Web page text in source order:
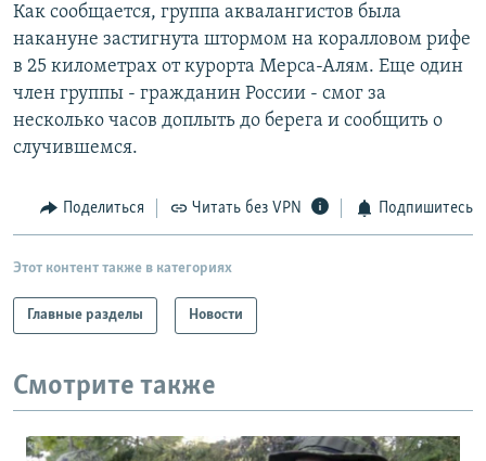
ПОДПИШИТЕСЬ НА РАССЫЛКУ
Все сайты РСЕ/РС
Как сообщается, группа аквалангистов была
накануне застигнута штормом на коралловом рифе
в 25 километрах от курорта Мерса-Алям. Еще один
член группы - гражданин России - смог за
несколько часов доплыть до берега и сообщить о
случившемся.
Поделиться Читать без VPN Подпишитесь
Этот контент также в категориях
Главные разделы Новости
Смотрите также